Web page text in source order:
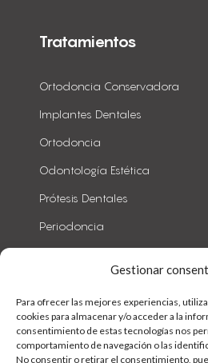
Gestionar
Para ofrecer las mejores experiencias,
cookies para almacenar y/o acceder a la
consentimiento de estas tecnologías nos
comportamiento de navegación o las
No consentir o retirar el consentimiento,
Tratamientos
Ortodoncia Conservadora
Implantes Dentales
Ortodoncia
Odontología Estética
Prótesis Dentales
Periodoncia